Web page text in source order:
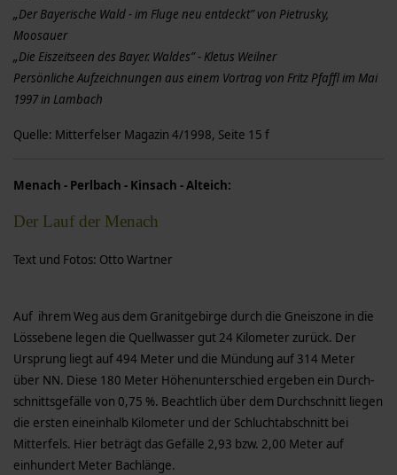
„Der Bayerische Wald - im Fluge neu entdeckt” von Pietrusky,
Moosauer
„Die Eiszeitseen des Bayer. Waldes” - Kletus Weilner
Persönliche Aufzeichnungen aus einem Vortrag von Fritz Pfaffl im Mai
1997 in Lambach
Quelle: Mitterfelser Magazin 4/1998, Seite 15 f
Menach - Perlbach - Kinsach - Alteich:
Der Lauf der Menach
Text und Fotos: Otto Wartner
Auf ihrem Weg aus dem Granitgebirge durch die Gneiszone in die
Lössebene legen die Quellwasser gut 24 Kilometer zurück. Der
Ursprung liegt auf 494 Meter und die Mündung auf 314 Meter
über NN. Diese 180 Meter Höhenunterschied ergeben ein Durch­
schnittsgefälle von 0,75 %. Beachtlich über dem Durchschnitt liegen
die ersten eineinhalb Kilometer und der Schluchtabschnitt bei
Mitterfels. Hier beträgt das Gefälle 2,93 bzw. 2,00 Meter auf
einhundert Meter Bachlänge.